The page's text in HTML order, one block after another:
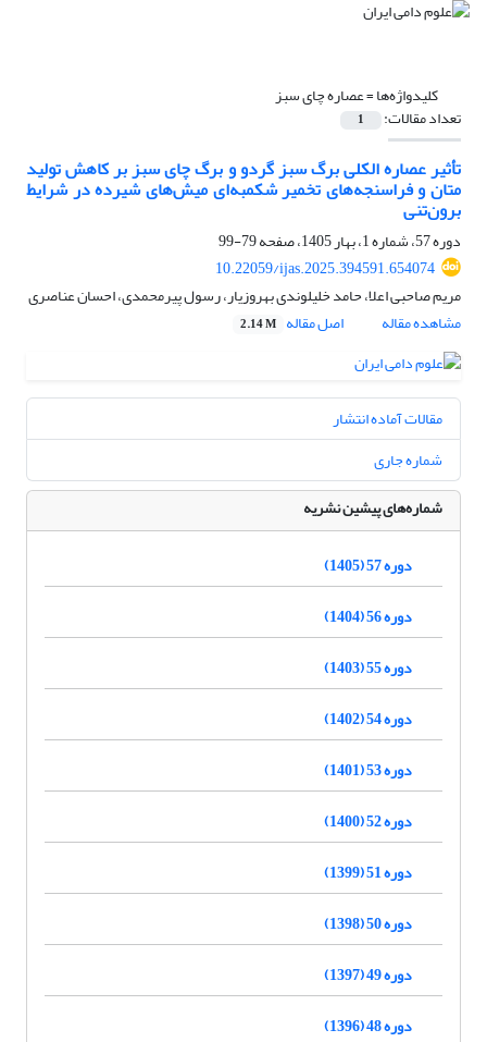
کلیدواژه‌ها =عصاره چای سبز
تعداد مقالات: 1
تأثیر عصاره الکلی برگ سبز گردو و برگ چای سبز بر کاهش تولید
متان و فراسنجه‌های تخمیر شکمبه‌ای میش‌های شیرده در شرایط
برون‌تنی
دوره 57، شماره 1، بهار 1405، صفحه
79-99
10.22059/ijas.2025.394591.654074
مریم صاحبی اعلا، حامد خلیلوندی بهروزیار، رسول پیرمحمدی، احسان عناصری
مشاهده مقاله
اصل مقاله 2.14 M
مقالات آماده انتشار
شماره جاری
شماره‌های پیشین نشریه
دوره 57 (1405)
دوره 56 (1404)
دوره 55 (1403)
دوره 54 (1402)
دوره 53 (1401)
دوره 52 (1400)
دوره 51 (1399)
دوره 50 (1398)
دوره 49 (1397)
دوره 48 (1396)